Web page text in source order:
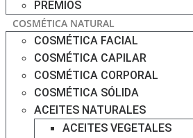
PREMIOS
COSMÉTICA NATURAL
COSMÉTICA FACIAL
COSMÉTICA CAPILAR
COSMÉTICA CORPORAL
COSMÉTICA SÓLIDA
ACEITES NATURALES
ACEITES VEGETALES